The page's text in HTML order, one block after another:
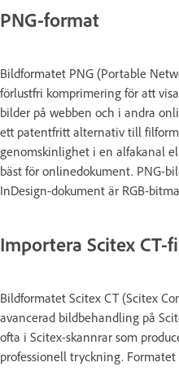
PNG-format
Bildformatet PNG (Portable
förlustfri komprimering för att
bilder på webben och i andra
ett patentfritt alternativ till
genomskinlighet i en alfakanal
bäst för onlinedokument. PNG-
InDesign-dokument är RGB-
Importera Scitex CT-
Bildformatet Scitex CT (Scitex
avancerad bildbehandling på
ofta i Scitex-skannrar som
professionell tryckning.